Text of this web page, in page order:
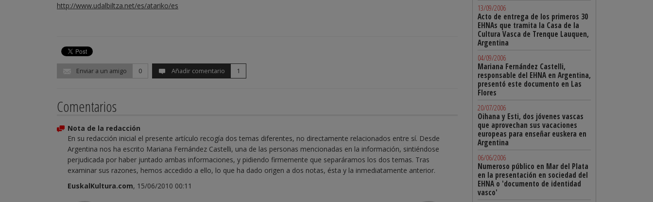
http://www.udalbiltza.net/es/atariko/es
Enviar a un amigo 0 Añadir comentario 1
Comentarios
Nota de la redacción
En su redacción inicial el presente artículo recogía dos temas diferentes, no directamente relacionados entre sí. Desde
Argentina nos ha escrito Mariana Fernández Castelli, una de las personas mencionadas en la información, sintiéndose
perjudicada por haber juntado ambas informaciones, y pidiendo firmemente que separáramos los dos temas. Tras
examinar sus razones, hemos accedido a ello, lo que ha dado origen a dos notas, ésta y la inmediatamente anterior.
EuskalKultura.com, 15/06/2010 00:11
13/09/2006
Acto de entrega de los primeros 30
EHNAs que tramita la Casa de la
Cultura Vasca de Trenque Lauquen,
Argentina
04/09/2006
Mariana Fernández Castelli,
responsable del EHNA en Argentina,
presentó este documento en Las
Flores
20/07/2006
Oihana y Esti, dos jóvenes vascas
que aprovechan sus vacaciones
europeas para enseñar euskera en
Argentina
06/06/2006
Numeroso público en Mar del Plata
en la presentación en sociedad del
EHNA o 'documento de identidad
vasco'